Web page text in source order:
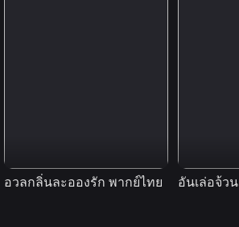
อวลกลิ่นละอองรัก พากย์ไทย อันเล่อจ้วน